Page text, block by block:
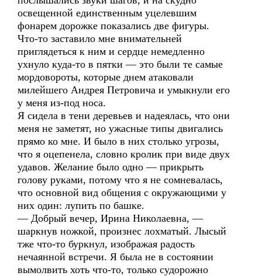
освещенной единственным уцелевшим
фонарем дорожке показались две фигуры.
Что-то заставило мне внимательней
приглядеться к ним и сердце немедленно
ухнуло куда-то в пятки — это были те самые
мордовороты, которые днем атаковали
милейшего Андрея Петровича и умыкнули его
у меня из-под носа.
Я сидела в тени деревьев и надеялась, что они
меня не заметят, но ужасные типы двигались
прямо ко мне. И было в них столько угрозы,
что я оцепенела, словно кролик при виде двух
удавов. Желание было одно — прикрыть
голову руками, потому что я не сомневалась,
что основной вид общения с окружающими у
них один: лупить по башке.
— Добрый вечер, Ирина Николаевна, —
шаркнув ножкой, произнес лохматый. Лысый
тже что-то буркнул, изображая радость
нечаянной встречи. Я была не в состоянии
вымолвить хоть что-то, только судорожно